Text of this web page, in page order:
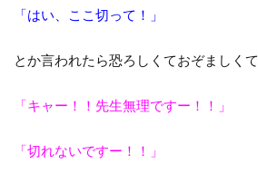
「はい、ここ切って！」
とか言われたら恐ろしくておぞましくて
「キャー！！先生無理ですー！！」
「切れないですー！！」